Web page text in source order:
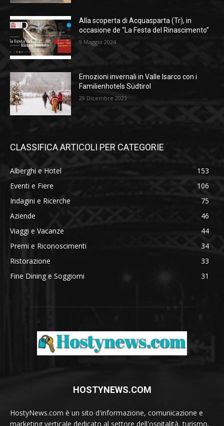
Alla scoperta di Acquasparta (Tr), in
occasione de “La Festa del Rinascimento”
9 Maggio 2024
Emozioni invernali in Valle Isarco con i
Familienhotels Südtirol
29 Dicembre 2023
CLASSIFICA ARTICOLI PER CATEGORIE
Alberghi e Hotel
153
Eventi e Fiere
106
Indagini e Ricerche
75
Aziende
46
Viaggi e Vacanze
44
Premi e Riconoscimenti
34
Ristorazione
33
Fine Dining e Soggiorni
31
HOSTYNEWS.COM
HostyNews.com è un sito d'informazione, comunicazione e
marketing verticale dedicato al settore dell'ospitalità, turismo,